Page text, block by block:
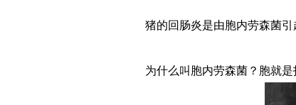
猪的回肠炎是由胞内劳森菌引
为什么叫胞内劳森菌？胞就是